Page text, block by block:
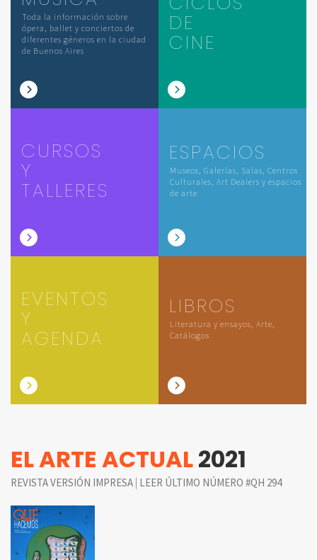
Toda la información sobre
ópera, ballet y conciertos de
diferentes géneros en la ciudad
de Buenos Aires
DE
CINE
CURSOS
Y
TALLERES
ESPACIOS
Museos, Galerías, Salas, Centros
Culturales, Art Dealers y espacios
de arte
EVENTOS
Y
AGENDA
LIBROS
Literatura y ensayos, Arte,
Catálogos
EL ARTE ACTUAL2021
REVISTA VERSIÓN IMPRESA | LEER ÚLTIMO NÚMERO #QH 294